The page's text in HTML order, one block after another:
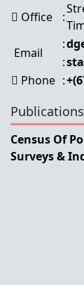
Office :
Email
:
:
Phone :
Census Of
Surveys &